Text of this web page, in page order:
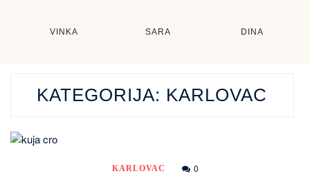
VINKA SARA DINA
KATEGORIJA: KARLOVAC
KARLOVAC 0